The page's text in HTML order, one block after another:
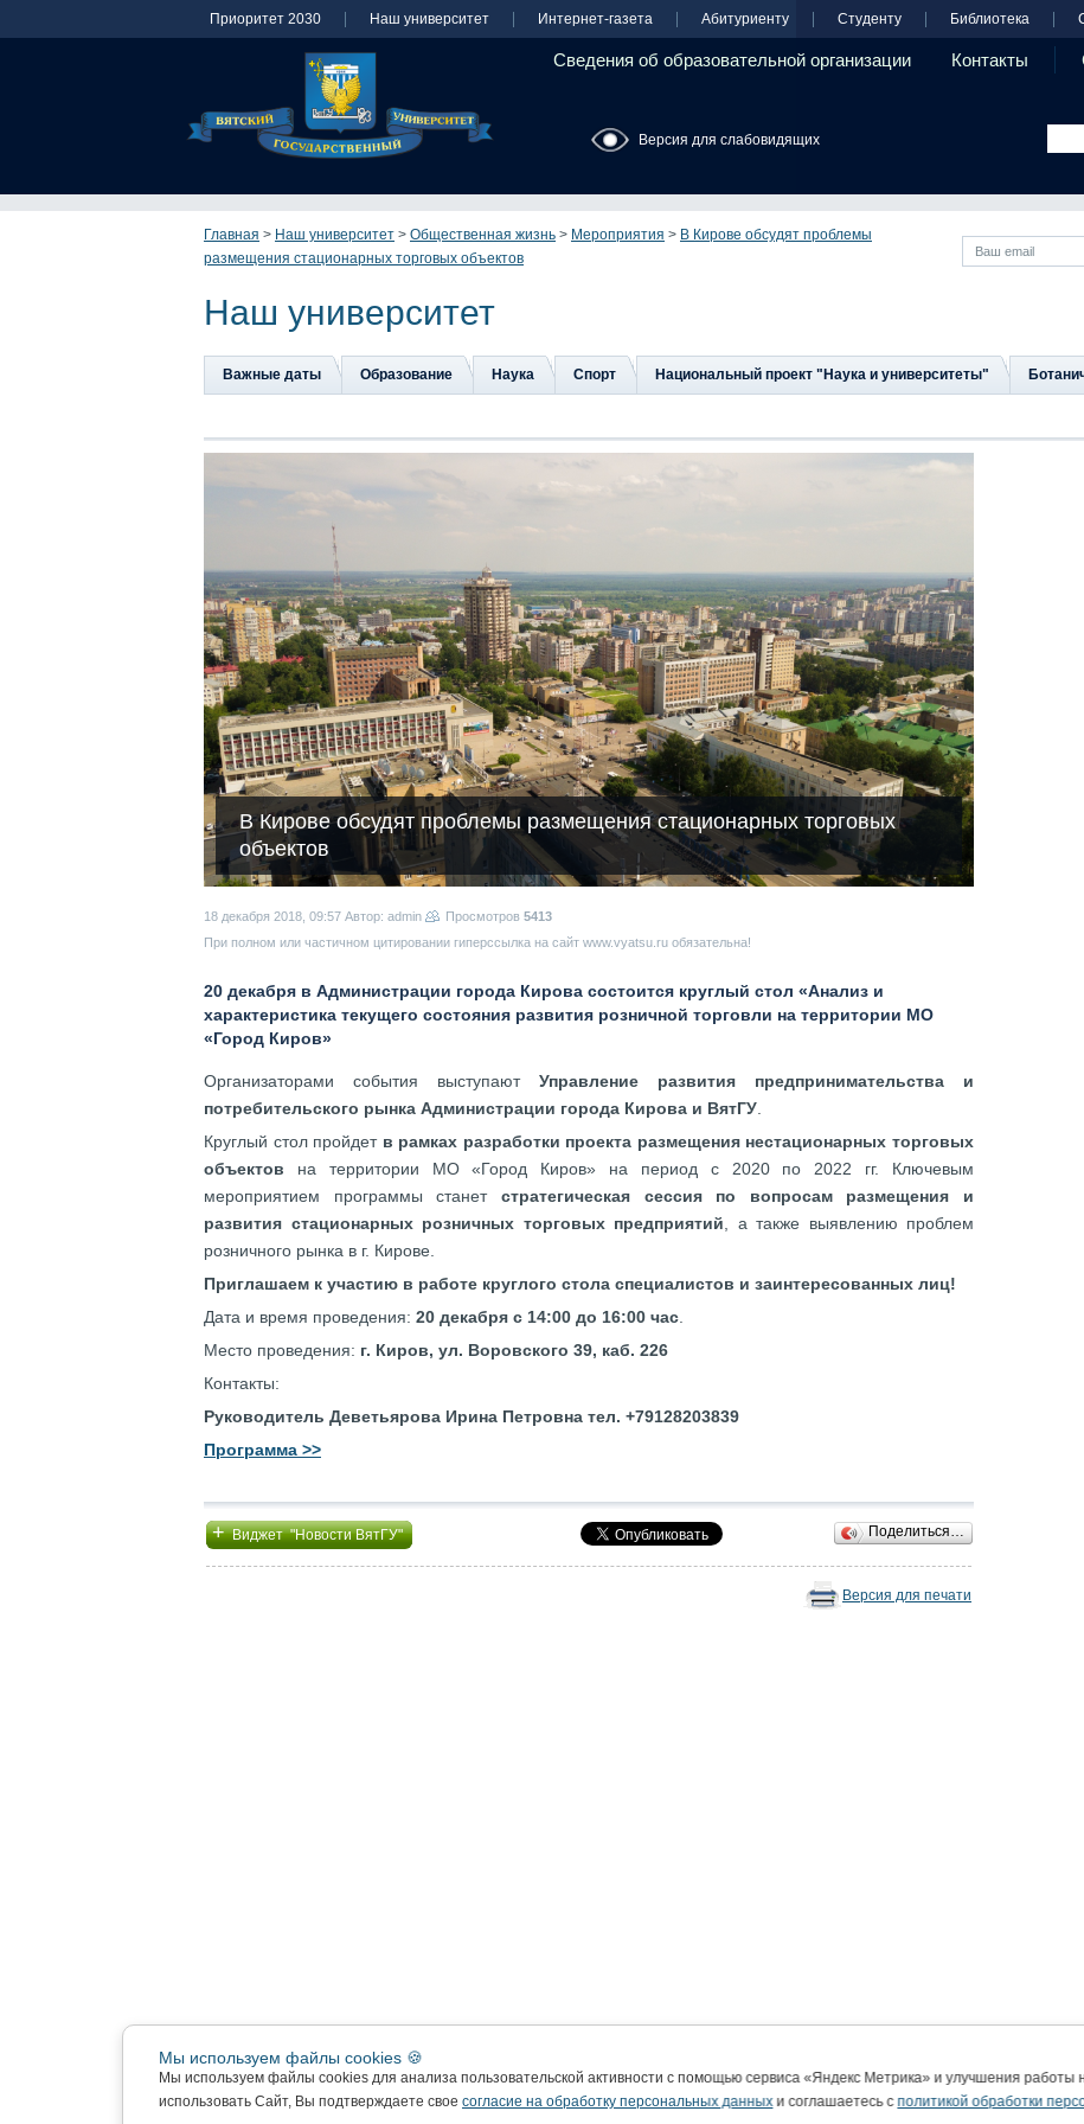
Приоритет 2030 Наш университет Интернет-газета Абитуриенту Студенту Библиотека
Сведения об образовательной организации Контакты
Версия для слабовидящих
Главная > Наш университет > Общественная жизнь > Мероприятия > В Кирове обсудят проблемы
размещения стационарных торговых объектов
Наш университет
Важные даты Образование Наука Спорт Национальный проект "Наука и университеты"
В Кирове обсудят проблемы размещения стационарных торговых
объектов
18 декабря 2018, 09:57 Автор: admin Просмотров 5413
При полном или частичном цитировании гиперссылка на сайт www.vyatsu.ru обязательна!
20 декабря в Администрации города Кирова состоится круглый стол «Анализ и
характеристика текущего состояния развития розничной торговли на территории МО
«Город Киров»
Организаторами события выступают Управление развития предпринимательства и
потребительского рынка Администрации города Кирова и ВятГУ
Круглый стол пройдет в рамках разработки проекта размещения нестационарных торговых
объектов на территории МО «Город Киров» на период с 2020 по 2022 гг. Ключевым
мероприятием программы станет стратегическая сессия по вопросам размещения и
развития стационарных розничных торговых предприятий , а также выявлению проблем
розничного рынка в г. Кирове.
Приглашаем к участию в работе круглого стола специалистов и заинтересованных лиц!
Дата и время проведения: 20 декабря с 14:00 до 16:00 час
Место проведения: г. Киров, ул. Воровского 39, каб. 226
Контакты:
Руководитель Деветьярова Ирина Петровна тел. +79128203839
Программа >>
+Виджет "Новости ВятГУ" Поделиться…
Версия для печати
Мы используем файлы cookies 🍪
Мы используем файлы cookies для анализа пользовательской активности с помощью сервиса «Яндекс Метрика» и улучшения
использовать Сайт, Вы подтверждаете своесогласие на обработку персональных данныхи соглашаетесь сполитикой обработки